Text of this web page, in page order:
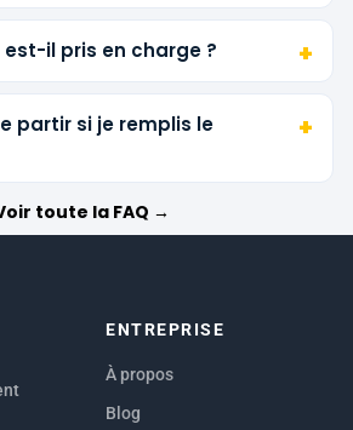
est-il pris en charge ?
partir si je remplis le
toute la FAQ →
ENTREPRISE
À propos
Blog